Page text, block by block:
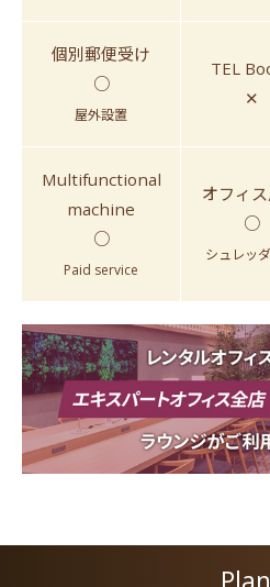
個別郵便受け
○
屋外設置
TEL
✕
Multifunctional
machine
○
Paid service
オフィ
○
シュレッ